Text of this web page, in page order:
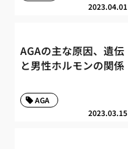
2023.04.01
AGAの主な原因、遺伝
と男性ホルモンの関係
2023.03.15
AGA